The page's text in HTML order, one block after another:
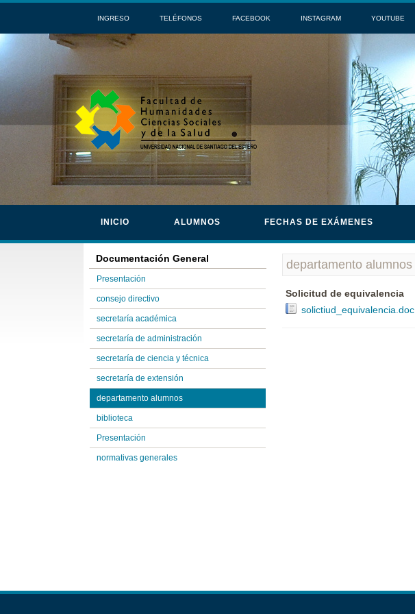
INGRESO TELÉFONOS FACEBOOK INSTAGRAM YOUTUBE
INICIO ALUMNOS FECHAS DE EXÁMENES
Documentación General
Presentación
consejo directivo
secretaría académica
secretaría de administración
secretaría de ciencia y técnica
secretaría de extensión
departamento alumnos
biblioteca
Presentación
normativas generales
departamento alumnos
Solicitud de equivalencia
solictiud_equivalencia.doc